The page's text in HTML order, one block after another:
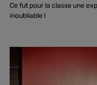
Ce fut pour la classe une
inoubliable !